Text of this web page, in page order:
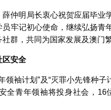
仲明局长衷心祝贺应届毕业
牢记初心使命，继续弘扬
群，共同为国家发展及澳门
区安全
领袖计划”及“灭罪小先锋种
全青年领袖将投身社会，